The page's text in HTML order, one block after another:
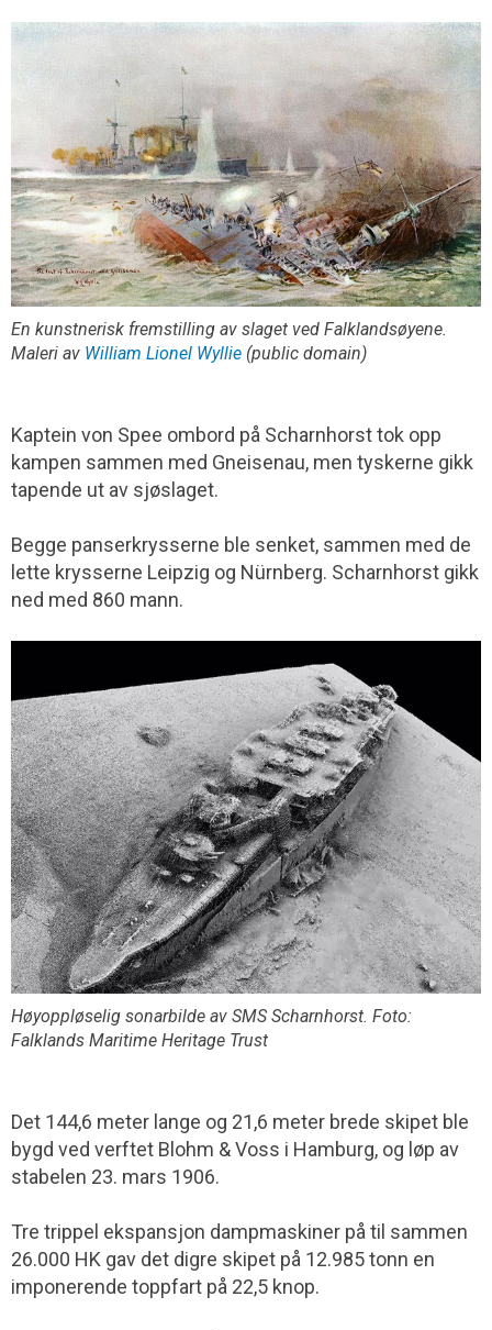
En kunstnerisk fremstilling av slaget ved Falklandsøyene.
Maleri av William Lionel Wyllie (public domain)
Kaptein von Spee ombord på Scharnhorst tok opp
kampen sammen med Gneisenau, men tyskerne gikk
tapende ut av sjøslaget.
Begge panserkrysserne ble senket, sammen med de
lette krysserne Leipzig og Nürnberg. Scharnhorst gikk
ned med 860 mann.
Høyoppløselig sonarbilde av SMS Scharnhorst. Foto:
Falklands Maritime Heritage Trust
Det 144,6 meter lange og 21,6 meter brede skipet ble
bygd ved verftet Blohm & Voss i Hamburg, og løp av
stabelen 23. mars 1906.
Tre trippel ekspansjon dampmaskiner på til sammen
26.000 HK gav det digre skipet på 12.985 tonn en
imponerende toppfart på 22,5 knop.